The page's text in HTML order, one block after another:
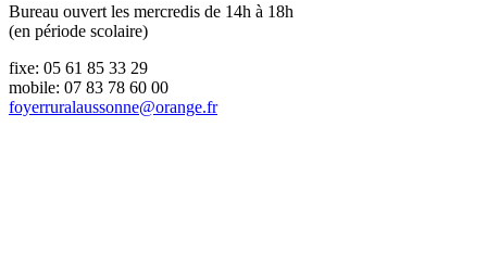
Bureau ouvert les mercredis de 14h à 18h
(en période scolaire)
fixe: 05 61 85 33 29
mobile: 07 83 78 60 00
foyerruralaussonne@orange.fr